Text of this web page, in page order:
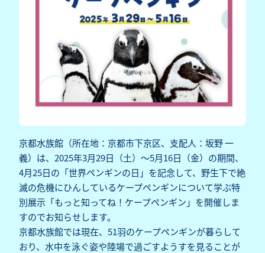
京都水族館（所在地：京都市下京区、支配人：坂野 一
義）は、2025年3月29日（土）～5月16日（金）の期間、
4月25日の「世界ペンギンの日」を記念して、野生下で絶
滅の危機にひんしているケープペンギンについて学ぶ特
別展示「もっと知ってね！ケープペンギン」を開催しま
すのでお知らせします。
京都水族館では現在、51羽のケープペンギンが暮らして
おり、水中を泳ぐ姿や陸場で過ごすようすを見ることが